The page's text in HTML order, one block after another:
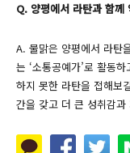
Q. 양평에서 라탄과 함께
A. 물맑은 양평에서 라탄
는 ‘소통공예가’로 활동
하지 못한 라탄을 접해보
간을 갖고 더 큰 성취감